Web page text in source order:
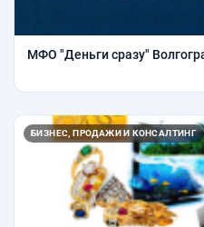
МФО "Деньги сразу"
БИЗНЕС, ПРОДАЖИ И КОНСАЛТИНГ